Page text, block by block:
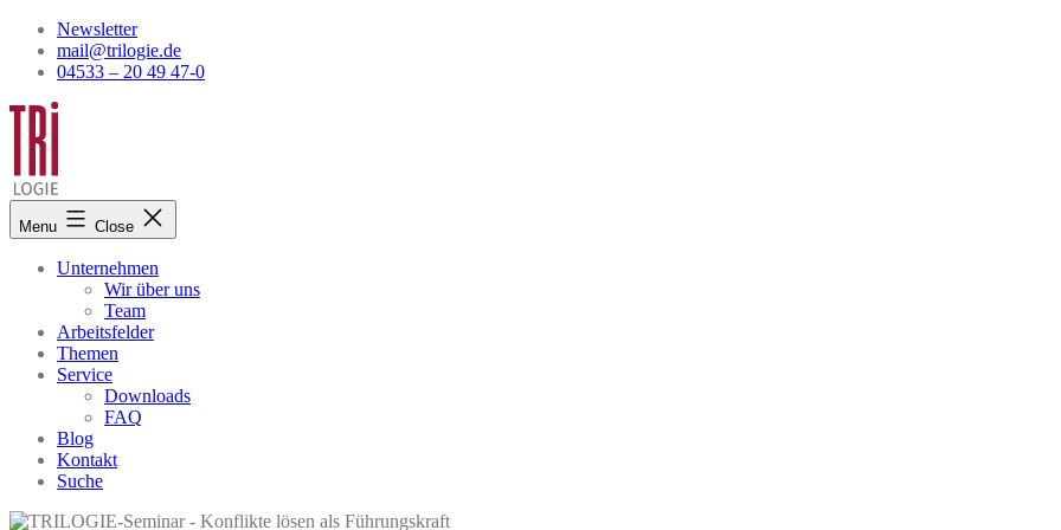
Skip
content
Newsletter
mail@trilogie.de
04533 – 20 49 47-0
Menu Close
Unternehmen
Wir über uns
Team
Arbeitsfelder
Themen
Service
Downloads
FAQ
Blog
Kontakt
Suche